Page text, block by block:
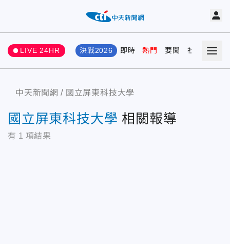
LIVE 24HR 決戰2026 即時 熱門 要聞 社會 娛樂
中天新聞網 國立屏東科技大學
國立屏東科技大學 相關報導
有 1 項結果